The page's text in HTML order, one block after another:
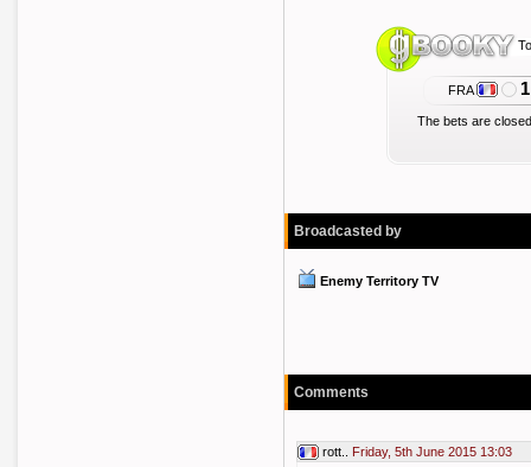
FRA
The bets are
Broadcasted by
Enemy Territory TV
Comments
rott.. Friday, 5th June 2015 13:03